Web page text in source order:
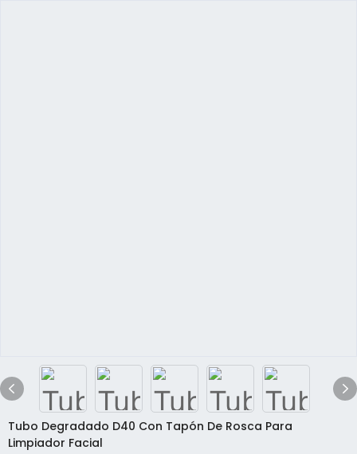
Tubo Degradado D40 Con Tapón De Rosca Para
Limpiador Facial